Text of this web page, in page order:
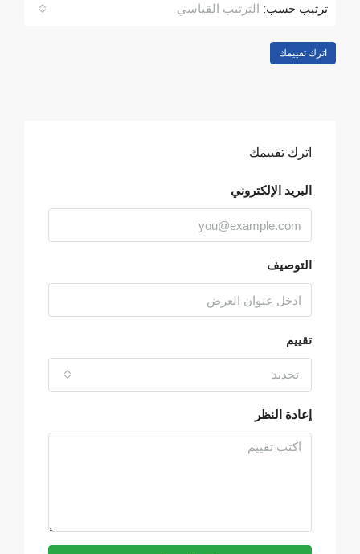
ترتيب حسب: الترتيب القياسي
اترك تقييمك
اترك تقييمك
البريد الإلكتروني
التوصيف
تقييم
تحديد
إعادة النظر